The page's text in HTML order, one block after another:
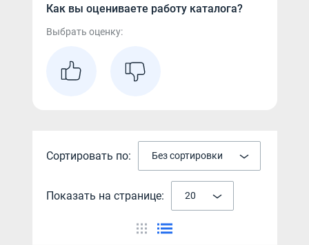
Как вы оцениваете работу каталога?
Выбрать оценку:
Сортировать по: Без сортировки
Показать на странице: 20